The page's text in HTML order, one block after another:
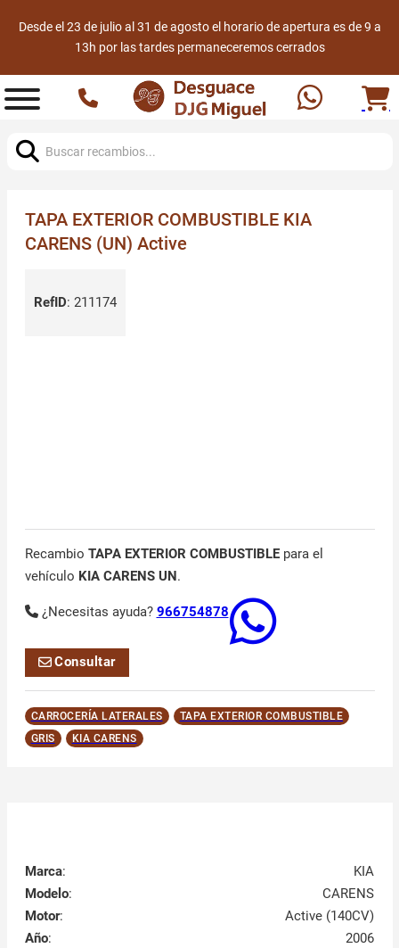
Desde el 23 de julio al 31 de agosto el horario de apertura es de 9 a
13h por las tardes permaneceremos cerrados
TAPA EXTERIOR COMBUSTIBLE KIA
CARENS (UN) Active
RefID: 211174
Recambio TAPA EXTERIOR COMBUSTIBLEpara el
vehículo KIA CARENS UN.
¿Necesitas ayuda? 966754878
Consultar
CARROCERÍA LATERALES
TAPA EXTERIOR COMBUSTIBLE
GRIS
KIA CARENS
Marca:
KIA
Modelo:
CARENS
Motor:
Active (140CV)
Año: 2006